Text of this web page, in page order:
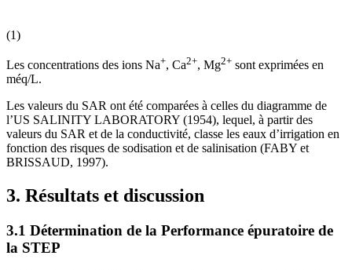
(1)
Les concentrations des ions Na+, Ca2+, Mg2+ sont exprimées en
méq/L.
Les valeurs du SAR ont été comparées à celles du diagramme de
l’US SALINITY LABORATORY (1954), lequel, à partir des
valeurs du SAR et de la conductivité, classe les eaux d’irrigation en
fonction des risques de sodisation et de salinisation (FABY et
BRISSAUD, 1997).
3. Résultats et discussion
3.1 Détermination de la Performance épuratoire de
la STEP